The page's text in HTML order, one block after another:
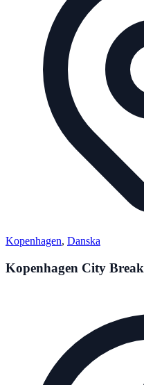
Kopenhagen, Danska
Kopenhagen City Break